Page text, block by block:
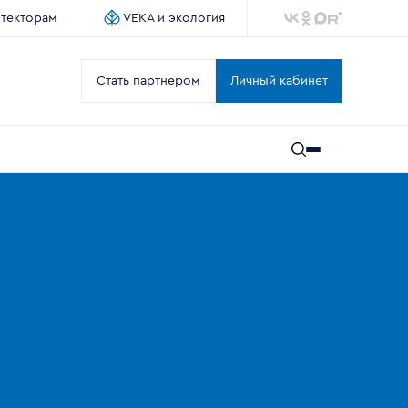
VEKA и экология
Стать партнером Личный кабинет